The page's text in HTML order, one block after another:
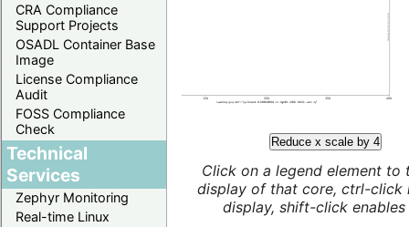
CRA Compliance
Support Projects
OSADL Container Base
Image
License Compliance
Audit
FOSS Compliance
Check
Technical
Services
Zephyr Monitoring
Real-time Linux
Reduce x scale by 4
Click on a legend element to
display of that core, ctrl-click
display, shift-click enables